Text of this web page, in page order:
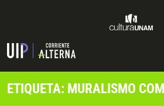
ETIQUETA: MURALISMO